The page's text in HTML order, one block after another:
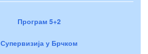
Програм 5+2
Супервизија у Брчком